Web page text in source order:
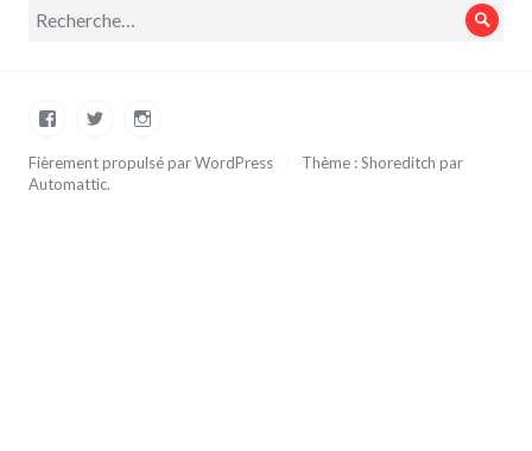
Recherche
FacebookTwitterInstagram
Fièrement propulsé par WordPress
Thème : Shoreditch par
Automattic.